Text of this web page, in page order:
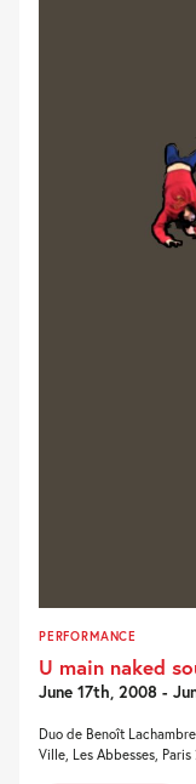
PERFORMANCE
U main naked
June 17th, 2008 -
Duo de Benoît
Ville, Les Abbesses,